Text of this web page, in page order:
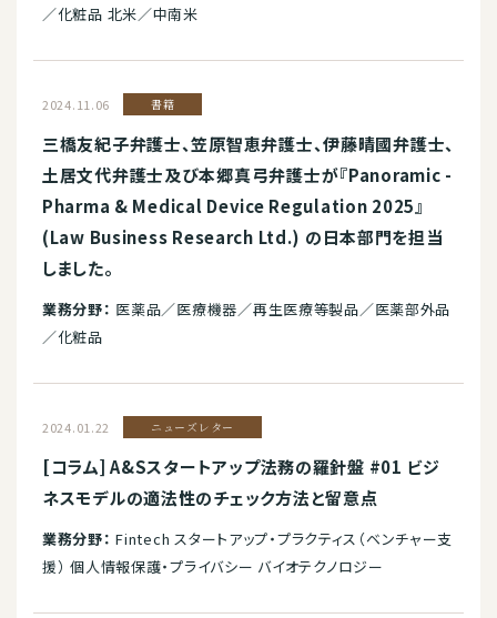
／化粧品 北米／中南米
2024.11.06 書籍
三橋友紀子弁護士、笠原智恵弁護士、伊藤晴國弁護士、
土居文代弁護士及び本郷真弓弁護士が『Panoramic -
Pharma & Medical Device Regulation 2025』
(Law Business Research Ltd.) の日本部門を担当
しました。
業務分野： 医薬品／医療機器／再生医療等製品／医薬部外品
／化粧品
2024.01.22 ニューズレター
[コラム] A&Sスタートアップ法務の羅針盤 #01 ビジ
ネスモデルの適法性のチェック方法と留意点
業務分野： Fintech スタートアップ・プラクティス（ベンチャー支
援） 個人情報保護・プライバシー バイオテクノロジー